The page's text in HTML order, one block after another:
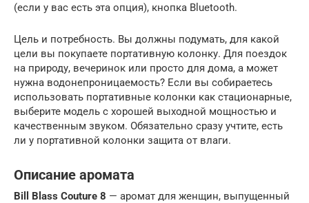
(если у вас есть эта опция), кнопка Bluetooth.
Цель и потребность. Вы должны подумать, для какой
цели вы покупаете портативную колонку. Для поездок
на природу, вечеринок или просто для дома, а может
нужна водонепроницаемость? Если вы собираетесь
использовать портативные колонки как стационарные,
выберите модель с хорошей выходной мощностью и
качественным звуком. Обязательно сразу учтите, есть
ли у портативной колонки защита от влаги.
Описание аромата
Bill Blass Couture 8 — аромат для женщин, выпущенный